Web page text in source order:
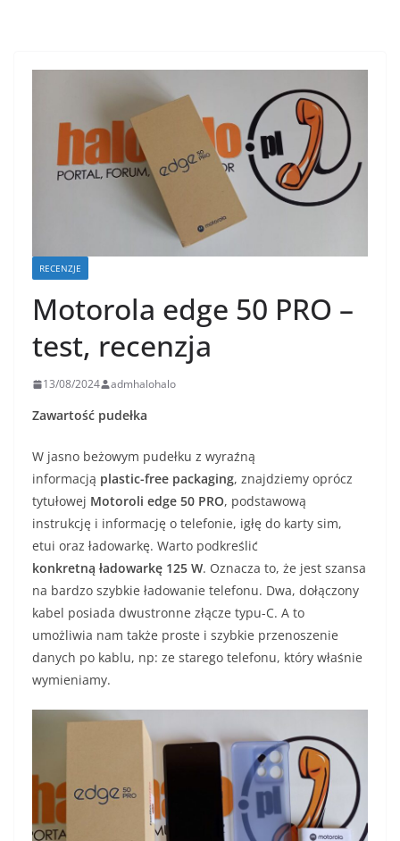
RECENZJE
Motorola edge 50 PRO –
test, recenzja
13/08/2024 admhalohalo
Zawartość pudełka
W jasno beżowym pudełku z wyraźną
informacją plastic-free packaging, znajdziemy oprócz
tytułowej Motoroli edge 50 PRO, podstawową
instrukcję i informację o telefonie, igłę do karty sim,
etui oraz ładowarkę. Warto podkreślić
konkretną ładowarkę 125 W. Oznacza to, że jest szansa
na bardzo szybkie ładowanie telefonu. Dwa, dołączony
kabel posiada dwustronne złącze typu-C. A to
umożliwia nam także proste i szybkie przenoszenie
danych po kablu, np: ze starego telefonu, który właśnie
wymieniamy.